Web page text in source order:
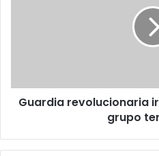
Guardia revolucionaria
grupo